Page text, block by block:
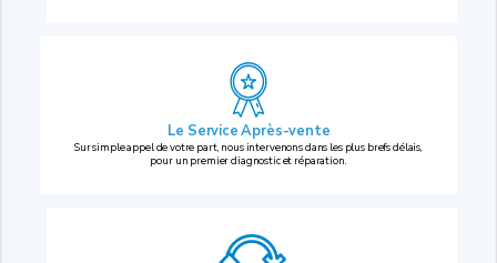
Le Service Après-vente
Sur simple appel de votre part, nous intervenons dans les plus brefs délais,
pour un premier diagnostic et réparation.